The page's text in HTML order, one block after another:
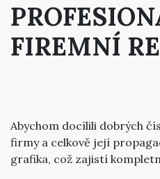
FIREMNÍ
Abychom docílili dobrých
firmy a celkově její
grafika, což zajistí